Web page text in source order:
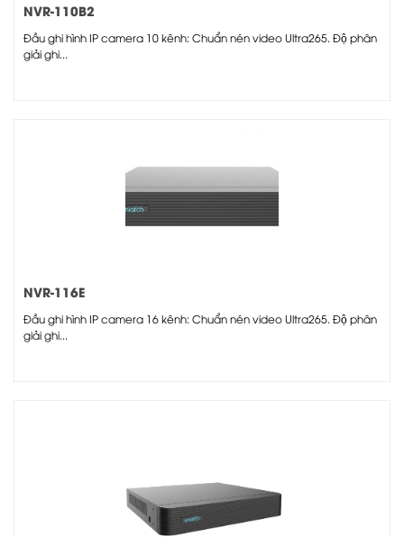
NVR-110B2
Đầu ghi hình IP camera 10 kênh: Chuẩn nén video Ultra265. Độ phân
giải ghi...
NVR-116E
Đầu ghi hình IP camera 16 kênh: Chuẩn nén video Ultra265. Độ phân
giải ghi...